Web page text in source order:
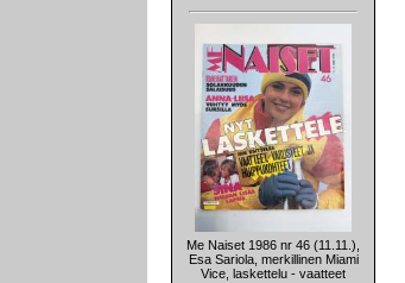
Me Naiset 1986 nr 46 (11.11.),
Esa Sariola, merkillinen Miami
Vice, laskettelu - vaatteet